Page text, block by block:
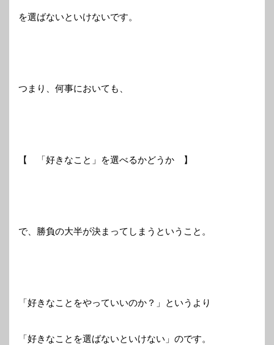
を選ばないといけないです。
つまり、何事においても、
【 「好きなこと」を選べるかどうか 】
で、勝負の大半が決まってしまうということ。
「好きなことをやっていいのか？」というより
「好きなことを選ばないといけない」のです。